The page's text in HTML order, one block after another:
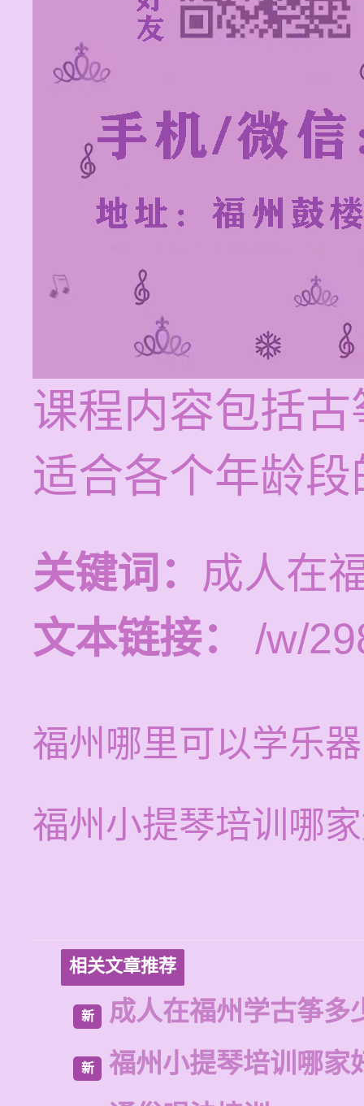
课程内容包括
适合各个年龄
关键词： 成人在
文本链接：
/w/
福州哪里可以学乐
福州小提琴培训哪
相关文章推荐
新 成人在福州学古筝多
新
福州小提琴培训哪家